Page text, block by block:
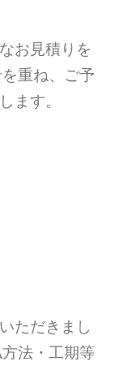
お見積りを
重ね、ご予
ます。
ただきまし
法・工期等